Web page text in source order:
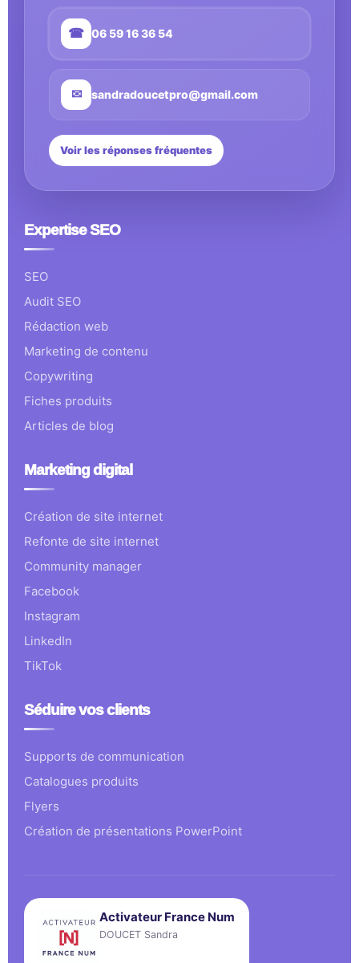
☎ 06 59 16 36 54
✉ sandradoucetpro@gmail.com
Voir les réponses fréquentes
Expertise SEO
SEO
Audit SEO
Rédaction web
Marketing de contenu
Copywriting
Fiches produits
Articles de blog
Marketing digital
Création de site internet
Refonte de site internet
Community manager
Facebook
Instagram
LinkedIn
TikTok
Séduire vos clients
Supports de communication
Catalogues produits
Flyers
Création de présentations PowerPoint
Activateur France Num
DOUCET Sandra